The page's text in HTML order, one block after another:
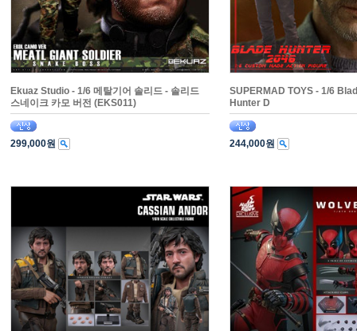
Ekuaz Studio - 1/6 메탈기어 솔리드 - 솔리드
스네이크 카모 버전 (EKS011)
299,000원
SUPERMAD TOYS - 1/6
Hunter D
244,000원